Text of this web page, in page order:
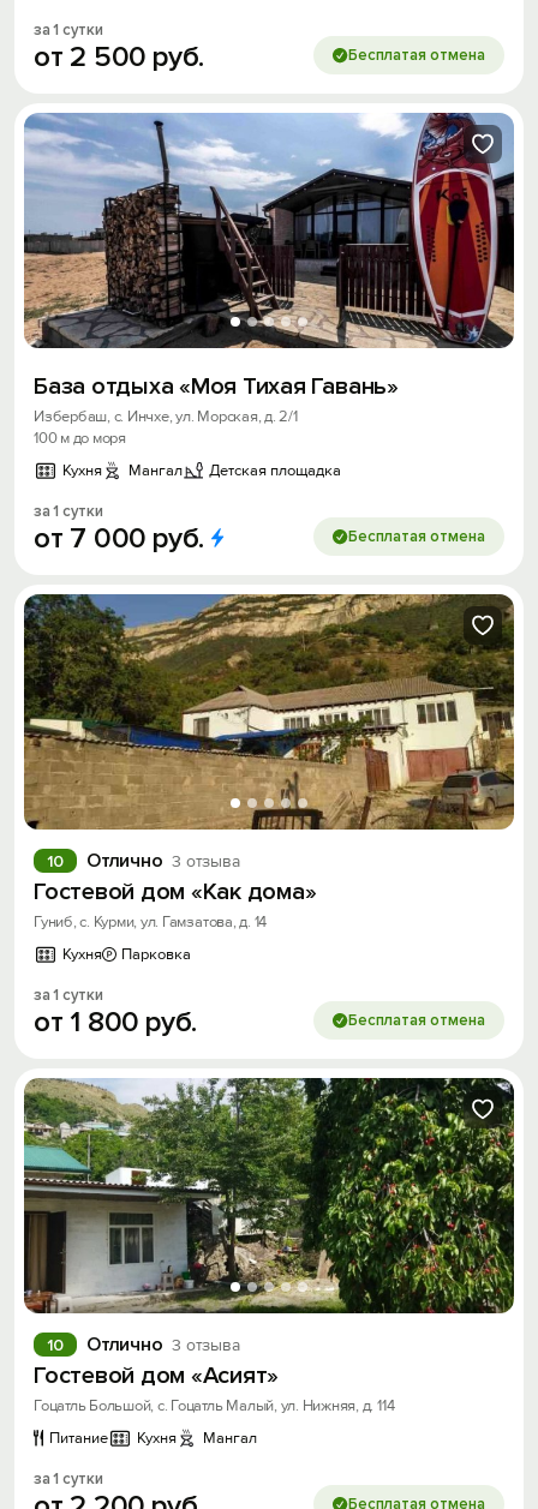
за 1 сутки
от 2 500 руб. Бесплатая отмена
База отдыха «Моя Тихая Гавань»
Избербаш, с. Инчхе, ул. Морская, д. 2/1
100 м до моря
Кухня
Мангал Детская площадка
за 1 сутки
от 7 000 руб. Бесплатая отмена
Отлично 3 отзыва
10
Гостевой дом «Как дома»
Гуниб, с. Курми, ул. Гамзатова, д. 14
Кухня
Парковка
за 1 сутки
от 1 800 руб. Бесплатая отмена
Отлично 3 отзыва
10
Гостевой дом «Асият»
Гоцатль Большой, с. Гоцатль Малый, ул. Нижняя, д. 114
Питание
Кухня Мангал
за 1 сутки
Бесплатая отмена